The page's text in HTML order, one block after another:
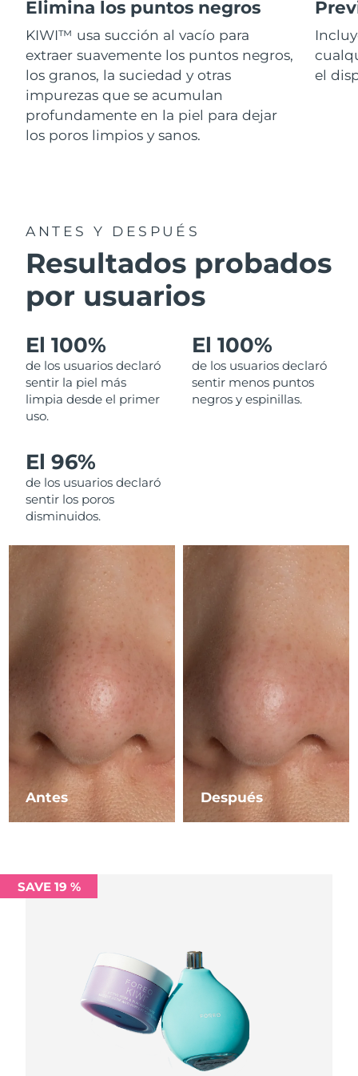
Elimina los puntos negros
KIWI™ usa succión al vacío para
extraer suavemente los puntos negros,
los granos, la suciedad y otras
impurezas que se acumulan
profundamente en la piel para dejar
los poros limpios y sanos.
el
ANTES Y DESPUÉS
Resultados probados
por usuarios
El 100%
de los usuarios declaró
sentir la piel más
limpia desde el primer
uso.
El 100%
de los usuarios declaró
sentir menos puntos
negros y espinillas.
El 96%
de los usuarios declaró
sentir los poros
disminuidos.
Antes Después
SAVE 19 %
For healthy hair
18% PAP
Comprar todo
ACERCA DE
Israel Entrega prevista
Italia Entrega prevista 8/8/26
Japón Entrega prevista
Jersey
Luxemburgo Entrega prevista 8/8/26
RAE de Macao
(China)
Entrega prevista8/10/26
Malasia
Malta
México
Entrega prevista
Países Bajos Entrega prevista
Nueva Zelanda Entrega prevista
Entrega prevista
Filipinas Entrega prevista 8/11/26
Polonia Entrega prevista 8/9/26
Portugal Entrega prevista8/8/26
Catar
Entrega prevista
Entrega prevista
Entrega prevista